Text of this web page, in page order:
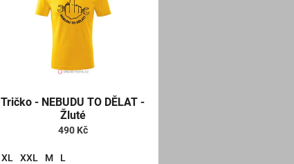
Tričko - NEBUDU TO DĚLAT -
Žluté
490 Kč
XL XXL M L